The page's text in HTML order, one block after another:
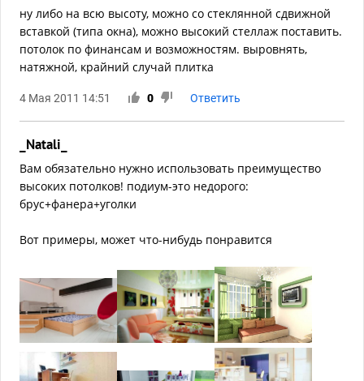
ну либо на всю высоту, можно со стеклянной сдвижной
вставкой (типа окна), можно высокий стеллаж поставить.
потолок по финансам и возможностям. выровнять,
натяжной, крайний случай плитка
4 Мая 2011 14:51 0 Ответить
_Natali_
Вам обязательно нужно использовать преимущество
высоких потолков! подиум-это недорого:
брус+фанера+уголки
Вот примеры, может что-нибудь понравится